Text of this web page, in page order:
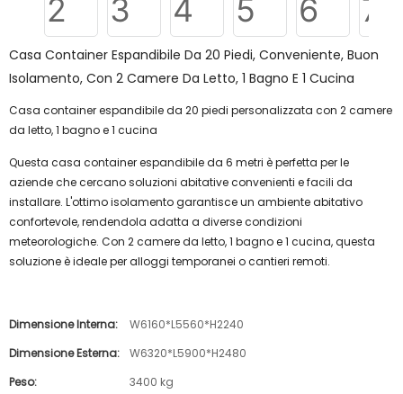
Casa Container Espandibile Da 20 Piedi, Conveniente, Buon
Isolamento, Con 2 Camere Da Letto, 1 Bagno E 1 Cucina
Casa container espandibile da 20 piedi personalizzata con 2 camere
da letto, 1 bagno e 1 cucina
Questa casa container espandibile da 6 metri è perfetta per le
aziende che cercano soluzioni abitative convenienti e facili da
installare. L'ottimo isolamento garantisce un ambiente abitativo
confortevole, rendendola adatta a diverse condizioni
meteorologiche. Con 2 camere da letto, 1 bagno e 1 cucina, questa
soluzione è ideale per alloggi temporanei o cantieri remoti.
Dimensione Interna:
W6160*L5560*H2240
Dimensione Esterna:
W6320*L5900*H2480
Peso:
3400 kg